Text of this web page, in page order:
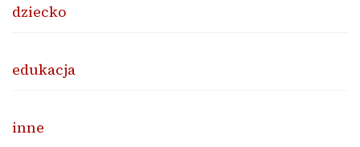
dziecko
edukacja
inne